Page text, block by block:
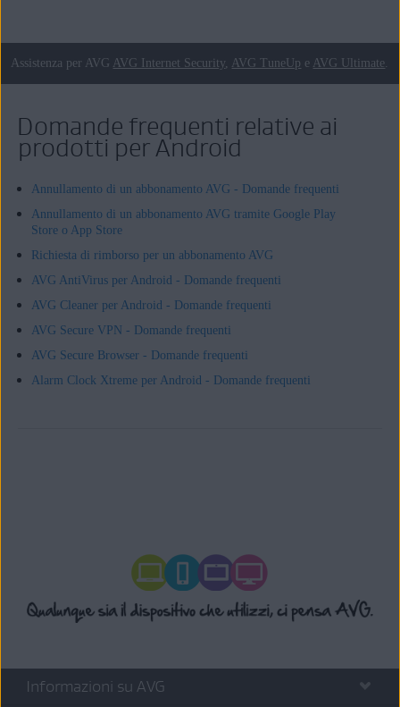
Assistenza per AVG AVG Internet Security, AVG TuneUp e AVG Ultimate.
Domande frequenti relative ai
prodotti per Android
Annullamento di un abbonamento AVG - Domande frequenti
Annullamento di un abbonamento AVG tramite Google Play
Store o App Store
Richiesta di rimborso per un abbonamento AVG
AVG AntiVirus per Android - Domande frequenti
AVG Cleaner per Android - Domande frequenti
AVG Secure VPN - Domande frequenti
AVG Secure Browser - Domande frequenti
Alarm Clock Xtreme per Android - Domande frequenti
Informazioni su AVG